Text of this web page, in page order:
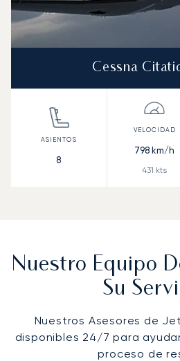
Cessna
8
798 km/h
431 kts
Nuestro Equipo
Su
Nuestros Asesores de
disponibles 24/7 para
proceso de